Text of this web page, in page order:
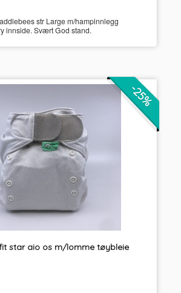
str Large m/hampinnlegg
innside. Svært God stand.
star aio os m/lomme tøybleie
-25%